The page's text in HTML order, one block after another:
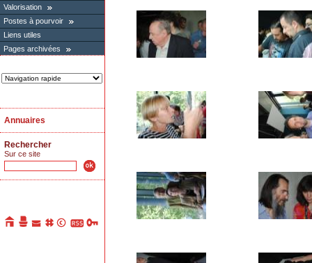
Valorisation
Postes à pourvoir
Liens utiles
Pages archivées
Annuaires
Rechercher
Sur ce site